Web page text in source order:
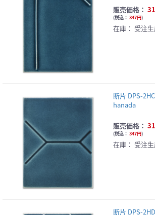
販売価格：
(税込： 347円)
在庫： 受注
断片 DPS-
hanada
販売価格：
(税込： 347円)
在庫： 受注
断片 DPS-